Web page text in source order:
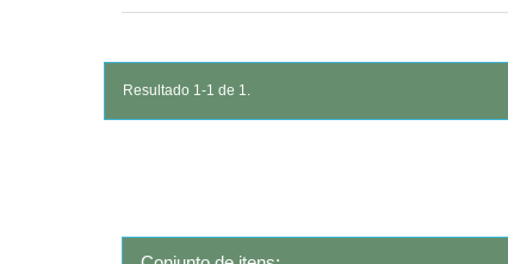
Resultado 1-1 de 1.